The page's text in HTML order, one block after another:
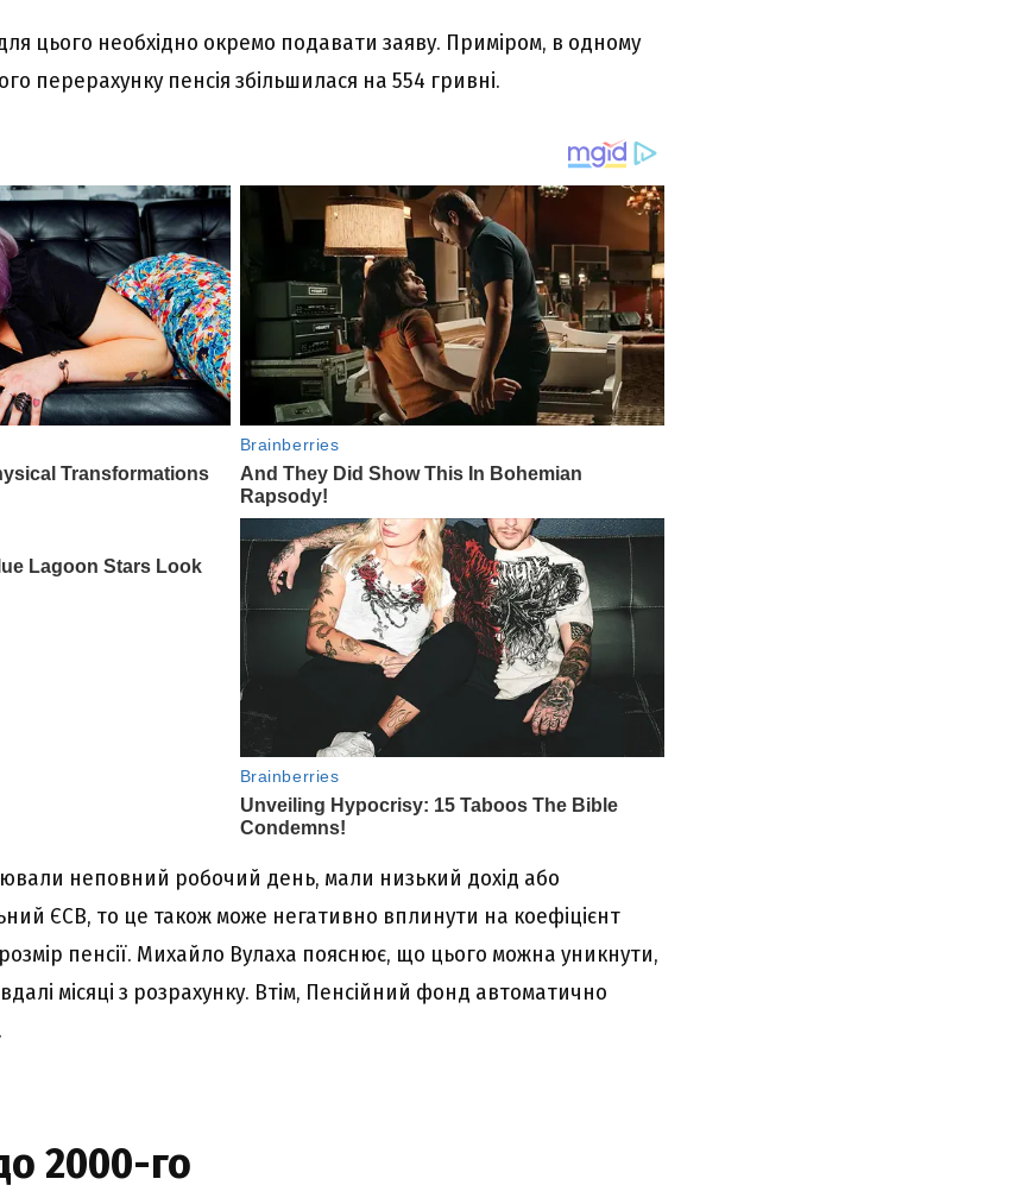
цього необхідно окремо подавати заяву. Приміром, в одному
перерахунку пенсія збільшилася на 554 гривні.
неповний робочий день, мали низький дохід або
ЄСВ, то це також може негативно вплинути на коефіцієнт
пенсії. Михайло Вулаха пояснює, що цього можна уникнути,
місяці з розрахунку. Втім, Пенсійний фонд автоматично
2000-го